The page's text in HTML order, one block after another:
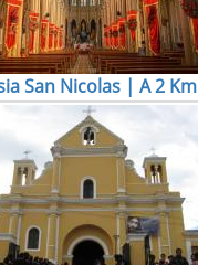
San Nicolas | A 2 Km